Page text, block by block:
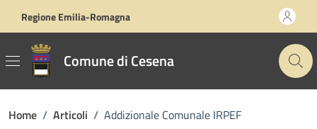
Regione Emilia-Romagna
Comune di Cesena
Home / Articoli / Addizionale Comunale IRPEF